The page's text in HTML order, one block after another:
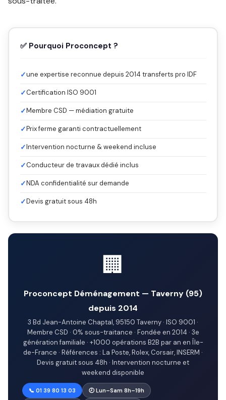
✅ Pourquoi Proconcept ?
✓une expertise reconnue depuis 2014 transferts pro IDF
✓Certification ISO 9001
✓Membre CSD — médiation gratuite
✓Prix ferme garanti contractuellement
✓Intervention nocturne & weekend incluse
✓Conducteur de travaux dédié inclus
✓NDA confidentialité sur demande
✓Devis gratuit sous 48h
🏢
Proconcept Déménagement — Taverny (95)
depuis 2014
3 Bd Jean-Antoine Chaptal, 95150 Taverny · ISO 9001 ·
Membre CSD · 0% sous-traitance · Fondée en 2014 · 3e
génération familiale · +1000 opérations B2B par an en Île-
de-France · Références : La Poste, Rolex, Corsair, INSERM ·
Devis gratuit sous 48h · Intervention nocturne et
weekend disponible
📞 01 39 80 13 03 🕗 Lun–Sam 8h–19h